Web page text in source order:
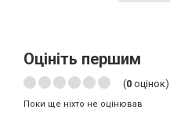
Оцініть першим
(0 оцінок)
Поки ще ніхто не оцінював